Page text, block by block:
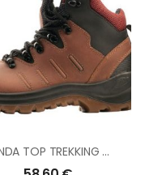
PANDA TOP TREKKING MONVISO S3 SRC